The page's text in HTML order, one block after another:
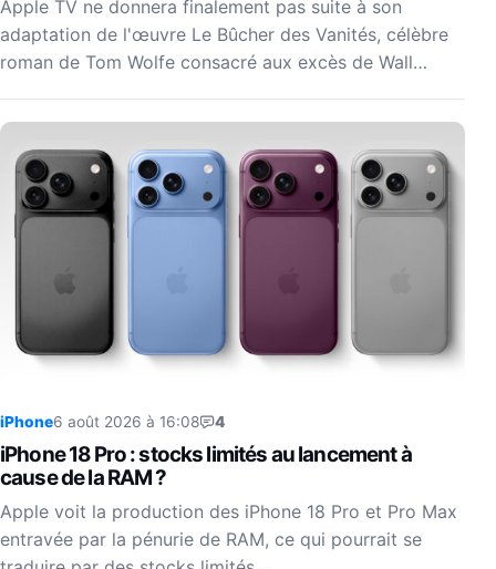
Apple TV ne donnera finalement pas suite à son
adaptation de l'œuvre Le Bûcher des Vanités, célèbre
roman de Tom Wolfe consacré aux excès de Wall…
iPhone6 août 2026 à 16:08 4
iPhone 18 Pro : stocks limités au lancement à
cause de la RAM ?
Apple voit la production des iPhone 18 Pro et Pro Max
entravée par la pénurie de RAM, ce qui pourrait se